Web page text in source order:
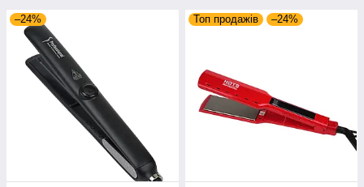
–24% Топ продажів –24%